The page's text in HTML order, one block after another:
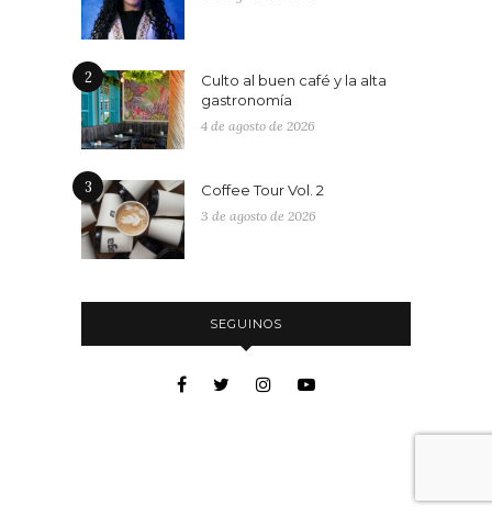
2
Culto al buen café y la alta
gastronomía
4 de agosto de 2026
3 Coffee Tour Vol. 2
3 de agosto de 2026
SEGUINOS